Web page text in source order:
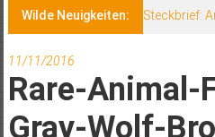
Wilde Neuigkeiten: Steckbrief:
11/11/2016
Rare-Animal-
Gray-Wolf-